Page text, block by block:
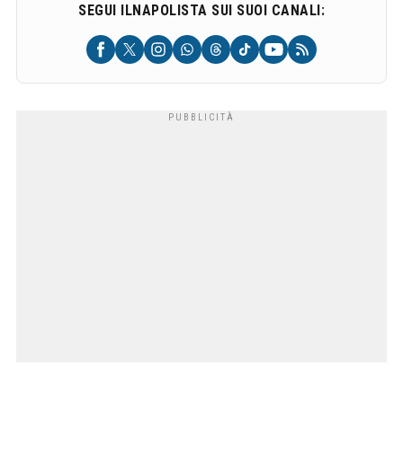
SEGUI ILNAPOLISTA SUI SUOI CANALI: